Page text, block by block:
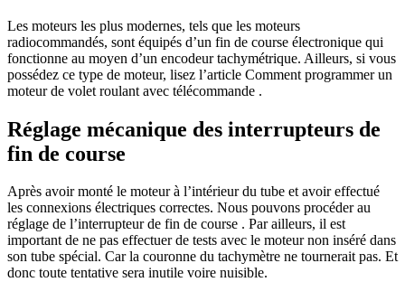
Les moteurs les plus modernes, tels que les moteurs
radiocommandés, sont équipés d’un fin de course électronique qui
fonctionne au moyen d’un encodeur tachymétrique. Ailleurs, si vous
possédez ce type de moteur, lisez l’article Comment programmer un
moteur de volet roulant avec télécommande .
Réglage mécanique des interrupteurs de
fin de course
Après avoir monté le moteur à l’intérieur du tube et avoir effectué
les connexions électriques correctes. Nous pouvons procéder au
réglage de l’interrupteur de fin de course . Par ailleurs, il est
important de ne pas effectuer de tests avec le moteur non inséré dans
son tube spécial. Car la couronne du tachymètre ne tournerait pas. Et
donc toute tentative sera inutile voire nuisible.